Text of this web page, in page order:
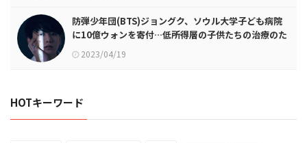
防弾少年団(BTS)ジョングク、ソウル大学子ども病院
に10億ウォンを寄付…低所得層の子供たちの治療のた
2023/04/19
HOTキーワード